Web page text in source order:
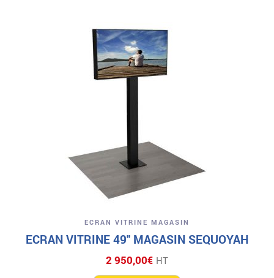
ECRAN VITRINE MAGASIN
ECRAN VITRINE 49″ MAGASIN SEQUOYAH
2 950,00€ HT